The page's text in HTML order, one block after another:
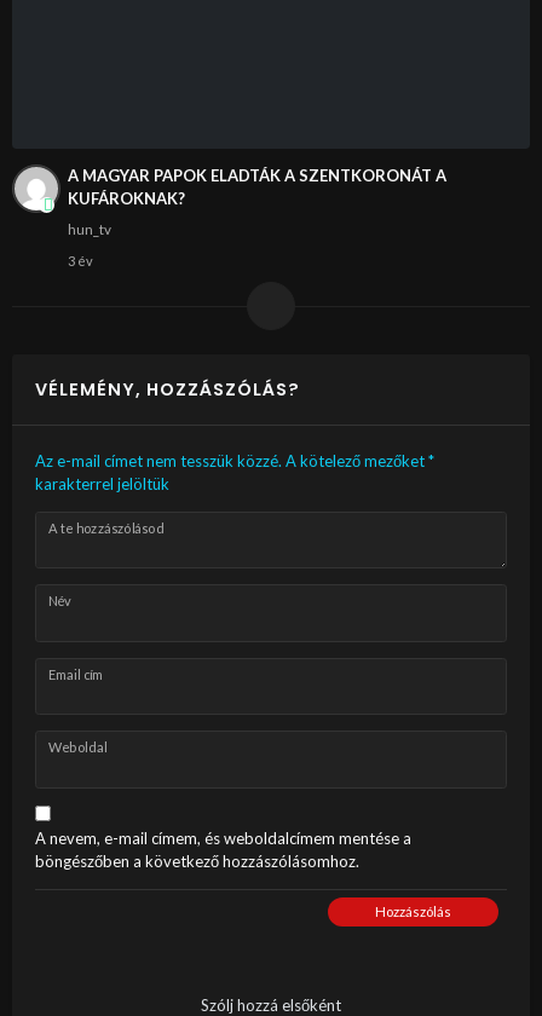
A MAGYAR PAPOK ELADTÁK A SZENTKORONÁT A
KUFÁROKNAK?
hun_tv
3 év
VÉLEMÉNY, HOZZÁSZÓLÁS?
Az e-mail címet nem tesszük közzé. A kötelező mezőket*
karakterrel jelöltük
A te hozzászólásod
Név
Email cím
Weboldal
A nevem, e-mail címem, és weboldalcímem mentése a
böngészőben a következő hozzászólásomhoz.
Hozzászólás
Szólj hozzá elsőként